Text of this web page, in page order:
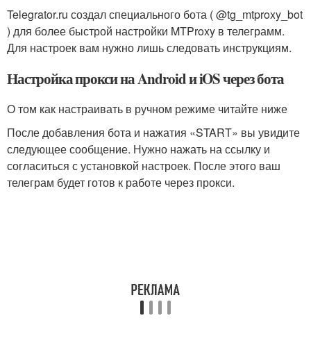
Telegrator.ru создал специального бота ( @tg_mtproxy_bot
) для более быстрой настройки MTProxy в телеграмм.
Для настроек вам нужно лишь следовать инструкциям.
Настройка прокси на Android и iOS через бота
О том как настраивать в ручном режиме читайте ниже
После добавления бота и нажатия «START» вы увидите
следующее сообщение. Нужно нажать на ссылку и
согласиться с установкой настроек. После этого ваш
телеграм будет готов к работе через прокси.